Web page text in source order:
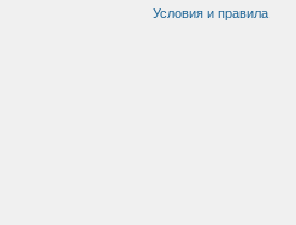
Условия и правила